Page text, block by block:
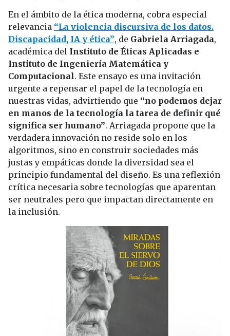
En el ámbito de la ética moderna, cobra especial
relevancia “La violencia discursiva de los datos.
Discapacidad, IA y ética”, de Gabriela Arriagada,
académica del Instituto de Éticas Aplicadas e
Instituto de Ingeniería Matemática y
Computacional. Este ensayo es una invitación
urgente a repensar el papel de la tecnología en
nuestras vidas, advirtiendo que “no podemos dejar
en manos de la tecnología la tarea de definir qué
significa ser humano”. Arriagada propone que la
verdadera innovación no reside solo en los
algoritmos, sino en construir sociedades más
justas y empáticas donde la diversidad sea el
principio fundamental del diseño. Es una reflexión
crítica necesaria sobre tecnologías que aparentan
ser neutrales pero que impactan directamente en
la inclusión.